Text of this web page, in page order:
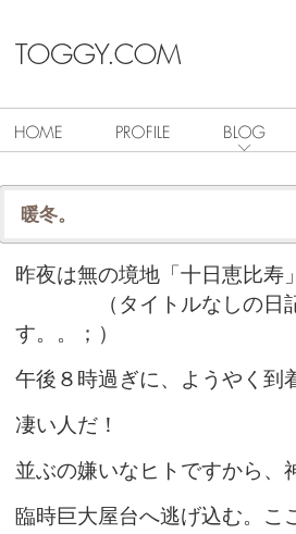
暖冬。
昨夜は無の境地「十日恵比寿
（タイトルなしの日記に
す。。；）
午後８時過ぎに、ようやく到
凄い人だ！
並ぶの嫌いなヒトですから、
臨時巨大屋台へ逃げ込む。こ